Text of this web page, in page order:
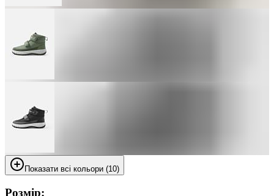
Показати всі кольори (10)
Розмір: